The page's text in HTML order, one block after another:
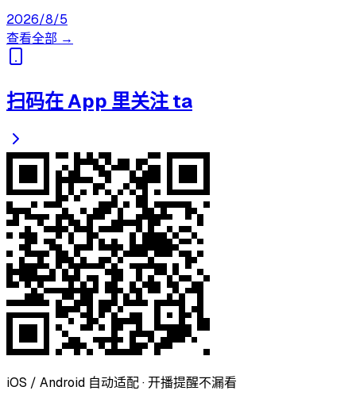
2026/8/5
查看全部 →
扫码在 App 里关注 ta
iOS / Android 自动适配 · 开播提醒不漏看